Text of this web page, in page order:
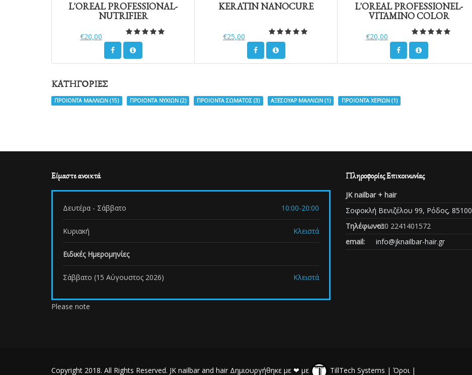
L'OREAL PROFESSIONAL-
NUTRIFIER
€20,00
KERATIN NANOCURE
€25,00
L'OREAL PROFESSIONEL-
VITAMINO COLOR
€20,00
ΚΑΤΗΓΟΡΙΕΣ
ΠΡΟΙΟΝΤΑ ΜΑΛΛΙΩΝ(15) ΠΡΟΙΟΝΤΑ ΝΥΧΙΩΝ (2) ΠΡΟΙΟΝΤΑ ΣΩΜΑΤΟΣ(3) ΑΞΕΣΟΥΑΡ ΜΑΛΛΙΩΝ(1) ΠΡΟΙΟΝΤΑ ΧΕΡΙΩΝ (1)
Είμαστε ανοικτά
Δευτέρα - Σάββατο 10:00-20:00
Κυριακή Κλειστά
Ειδικές Ημερομηνίες
Σάββατο (15 Αύγουστος 2026) Κλειστά
Please note
Πληροφορίες Επικοινωνίας
JK nailbar + hair
Σοφοκλή Βενιζέλου 99, Ρόδος, 85100
Τηλέφωνο::+30 2241401572
email:
info@jknailbar-hair.gr
Copyright 2018. All Rights Reserved. JK nailbar and hair Δημιουργήθηκε με ❤ με TillTech Systems | Όροι|